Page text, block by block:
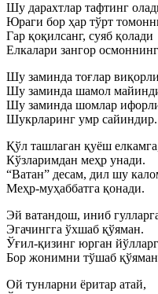
Шу дарахтлар тафтинг
Юраги бор ҳар тўрт
Гар қоқилсанг, суяб қолади
Елкалари зангор
Шу заминда тоғлар
Шу заминда шамол
Шу заминда шомлар
Шукрларинг умр сайиндир.
Қўл ташлаган қуёш
Кўзларимдан меҳр унади.
“Ватан” десам, дил шу
Меҳр-муҳаббатга қонади.
Эй ватандош, иниб
Эгачингга ўхшаб қўяман.
Ўғил-қизинг юрган
Бор жонимни тўшаб
Ой тунларни ёритар атай,